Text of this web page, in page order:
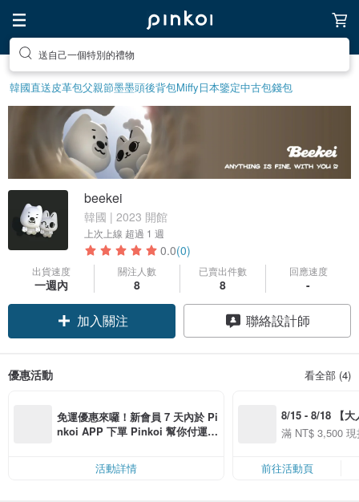
送自己一個特別的禮物
韓國直送皮革包父親節墨墨頭後背包Miffy日本鑒定中古包錢包
beekei
韓國 | 2023 開館
上次上線 超過 1 週
0.0(0)
出貨速度
一週內
關注人數
8
已賣出件數
8
回應速度
-
加入關注 聯絡設計師
優惠活動 看全部 (4)
免運優惠來囉！新會員 7 天內於 Pi
nkoi APP 下單 Pinkoi 幫你付運
活動詳情
8/15 - 8/18 【大
季】滿
50
滿 NT$ 3,500
前往活動頁